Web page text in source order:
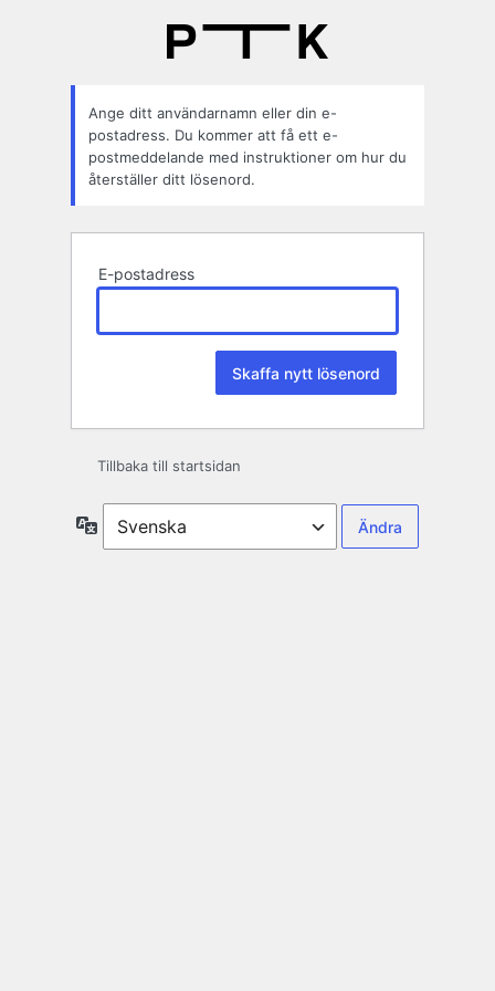
Ange ditt användarnamn eller din e-
postadress. Du kommer att få ett e-
postmeddelande med instruktioner om hur du
återställer ditt lösenord.
E-postadress
Tillbaka till startsidan
Språk